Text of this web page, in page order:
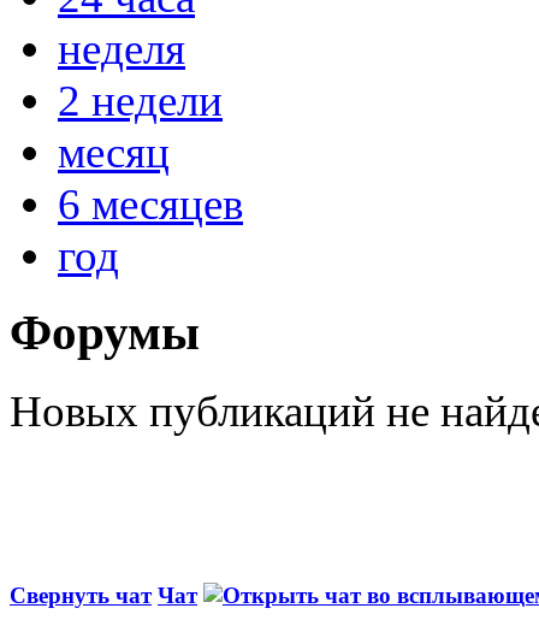
неделя
2 недели
месяц
6 месяцев
год
Форумы
Новых публикаций не
Свернуть чат Чат